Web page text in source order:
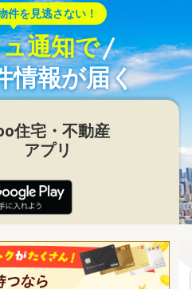
件を見逃さない！
通知で
情報が届く
住宅・不動産
アプリ